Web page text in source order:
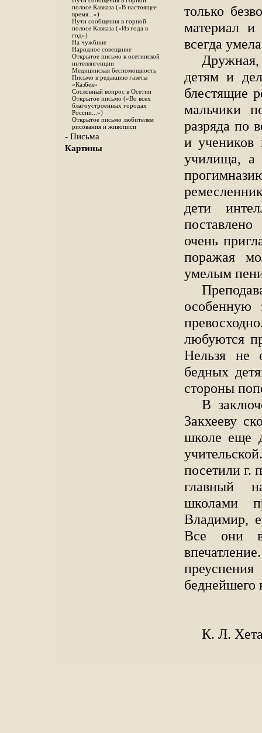
полосе Кавказа («В настоящее
время...»)
Пути сообщения в горной
полосе Кавказа («Из года в
год»)
На чужбине
Народное совещание
Открытое письмо к осетинской
интеллигенции
Медицинская беспомощность
Письмо в редакцию газеты
«Каз6ек»
Сословный вопрос в Осетии
Открытое письмо («Во всех
благоустроенных городах
России...»)
Открытое письмо любителям
рисования и живописи
- Письма
Картины
только
материал
всегда
детям и
блестящие
мальчики
разряда по
и учеников
училища, а
дети
очень
поражая
умелым
особенную
любуются
Нельзя не
бедных
стороны
В
Закхееву
школе еще
посетили г.
главный
школами
Владимир,
Все они
беднейшего
К. Л.